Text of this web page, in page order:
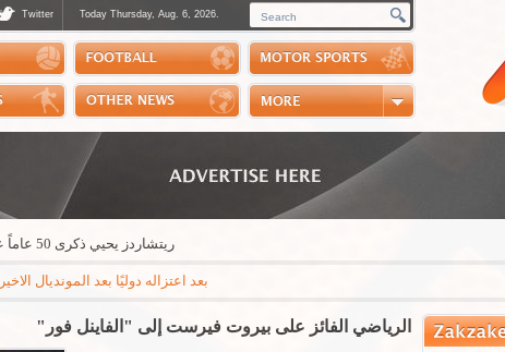
Twitter Today Thursday, Aug. 6, 2026.
Polls
Scores
Handball
ريتشاردز يحيي ذكرى 50 عاماً على تنظيم رالي الكويت
بعد اعتزاله دوليًا بعد المونديال الاخير
الرياضي الفائز على بيروت فيرست إلى "الفاينل فور"